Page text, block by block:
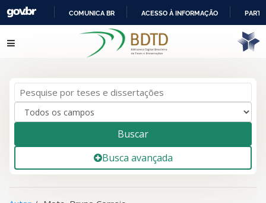
IR
PARA
COMUNICA BR ACESSO À INFORMAÇÃO
resultados de 3para a busca '
Mota, Bruno
Correia
Pular para o conteúdo
Buscar
Busca avançada